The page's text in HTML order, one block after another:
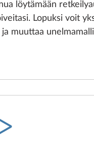
löytämään
Lopuksi voit
muuttaa